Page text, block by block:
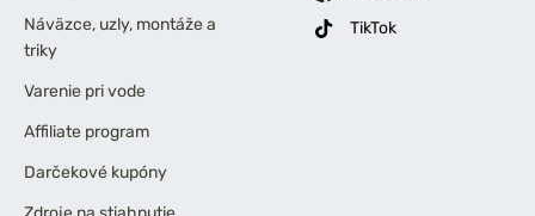
Náväzce, uzly, montáže a
triky
Varenie pri vode
Affiliate program
Darčekové kupóny
TikTok